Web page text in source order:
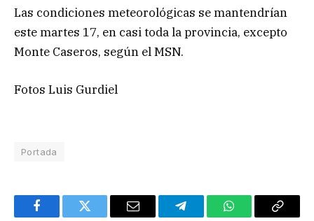
Las condiciones meteorológicas se mantendrían
este martes 17, en casi toda la provincia, excepto
Monte Caseros, según el MSN.
Fotos Luis Gurdiel
Portada
FacebookTwitter Email TelegramWhatsAppCopy